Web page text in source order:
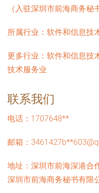
（入驻深圳市前海商务秘
所属行业： 软件和信息技
更多行业： 软件和信息技
技术服务业
联系我们
电话：1707648**
邮箱：3461427b**
地址：深圳市前海深港合
深圳市前海商务秘书有限